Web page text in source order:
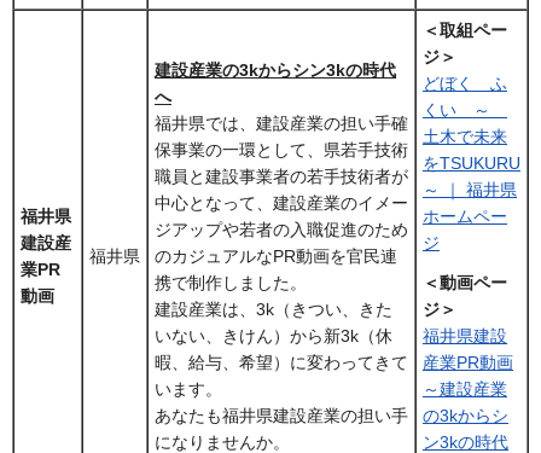
福井県
建設産
業PR
動画
福井県
建設産業の3kからシン3kの時代
へ
福井県では、建設産業の担い手確
保事業の一環として、県若手技術
職員と建設事業者の若手技術者が
中心となって、建設産業のイメー
ジアップや若者の入職促進のため
のカジュアルなPR動画を官民連
携で制作しました。
建設産業は、3k（きつい、きた
いない、きけん）から新3k（休
暇、給与、希望）に変わってきて
います。
あなたも福井県建設産業の担い手
になりませんか。
＜取組ペー
ジ＞
どぼく ふ
くい ～
土木で未来
をTSUKURU
～ ｜ 福井県
ホームペー
ジ
＜動画ペー
ジ＞
福井県建設
産業PR動画
～建設産業
の3kからシ
ン3kの時代